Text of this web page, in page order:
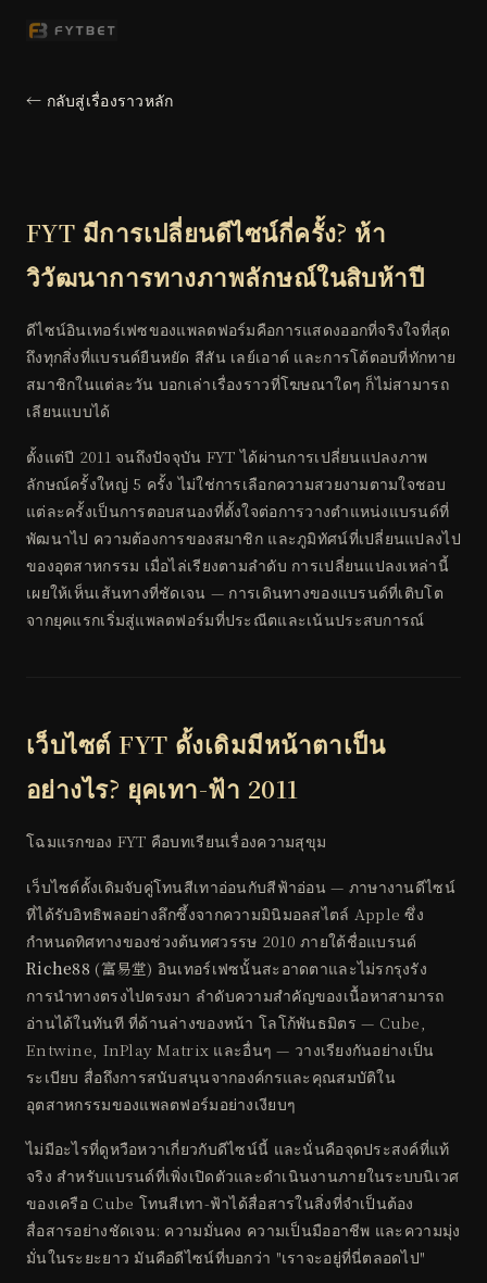
← กลับสู่เรื่องราวหลัก
FYT มีการเปลี่ยนดีไซน์กี่ครั้ง? ห้า
วิวัฒนาการทางภาพลักษณ์ในสิบห้าปี
ดีไซน์อินเทอร์เฟซของแพลตฟอร์มคือการแสดงออกที่จริงใจที่สุด
ถึงทุกสิ่งที่แบรนด์ยืนหยัด สีสัน เลย์เอาต์ และการโต้ตอบที่ทักทาย
สมาชิกในแต่ละวัน บอกเล่าเรื่องราวที่โฆษณาใดๆ ก็ไม่สามารถ
เลียนแบบได้
ตั้งแต่ปี 2011 จนถึงปัจจุบัน FYT ได้ผ่านการเปลี่ยนแปลงภาพ
ลักษณ์ครั้งใหญ่ 5 ครั้ง ไม่ใช่การเลือกความสวยงามตามใจชอบ
แต่ละครั้งเป็นการตอบสนองที่ตั้งใจต่อการวางตำแหน่งแบรนด์ที่
พัฒนาไป ความต้องการของสมาชิก และภูมิทัศน์ที่เปลี่ยนแปลงไป
ของอุตสาหกรรม เมื่อไล่เรียงตามลำดับ การเปลี่ยนแปลงเหล่านี้
เผยให้เห็นเส้นทางที่ชัดเจน — การเดินทางของแบรนด์ที่เติบโต
จากยุคแรกเริ่มสู่แพลตฟอร์มที่ประณีตและเน้นประสบการณ์
เว็บไซต์ FYT ดั้งเดิมมีหน้าตาเป็น
อย่างไร? ยุคเทา-ฟ้า 2011
โฉมแรกของ FYT คือบทเรียนเรื่องความสุขุม
เว็บไซต์ดั้งเดิมจับคู่โทนสีเทาอ่อนกับสีฟ้าอ่อน — ภาษางานดีไซน์
ที่ได้รับอิทธิพลอย่างลึกซึ้งจากความมินิมอลสไตล์ Apple ซึ่ง
กำหนดทิศทางของช่วงต้นทศวรรษ 2010 ภายใต้ชื่อแบรนด์
Riche88 (富易堂) อินเทอร์เฟซนั้นสะอาดตาและไม่รกรุงรัง
การนำทางตรงไปตรงมา ลำดับความสำคัญของเนื้อหาสามารถ
อ่านได้ในทันที ที่ด้านล่างของหน้า โลโก้พันธมิตร — Cube,
Entwine, InPlay Matrix และอื่นๆ — วางเรียงกันอย่างเป็น
ระเบียบ สื่อถึงการสนับสนุนจากองค์กรและคุณสมบัติใน
อุตสาหกรรมของแพลตฟอร์มอย่างเงียบๆ
ไม่มีอะไรที่ดูหวือหวาเกี่ยวกับดีไซน์นี้ และนั่นคือจุดประสงค์ที่แท้
จริง สำหรับแบรนด์ที่เพิ่งเปิดตัวและดำเนินงานภายในระบบนิเวศ
ของเครือ Cube โทนสีเทา-ฟ้าได้สื่อสารในสิ่งที่จำเป็นต้อง
สื่อสารอย่างชัดเจน: ความมั่นคง ความเป็นมืออาชีพ และความมุ่ง
มั่นในระยะยาว มันคือดีไซน์ที่บอกว่า "เราจะอยู่ที่นี่ตลอดไป"